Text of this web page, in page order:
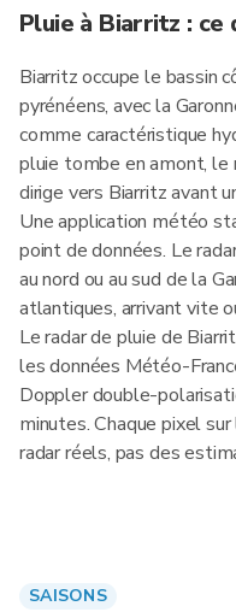
Pluie à Biarritz : ce
Biarritz occupe le bassin
pyrénéens, avec la
comme caractéristique
pluie tombe en amont, le
dirige vers Biarritz avant
Une application météo
point de données. Le
au nord ou au sud de la
atlantiques, arrivant vite
Le radar de pluie de
les données Météo-
Doppler double-
minutes. Chaque pixel
radar réels, pas des
SAISONS